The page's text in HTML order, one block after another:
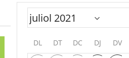
DL DT DC DJ DV